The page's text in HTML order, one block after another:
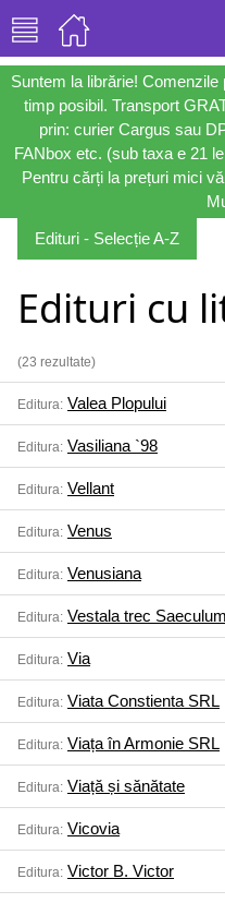
Suntem la librărie!
timp posibil. Transport
prin: curier Cargus sau
FANbox etc. (sub taxa e 21
Pentru cărți la prețuri mici
Edituri - Selecție A-Z
Edituri cu
(23 rezultate)
Editura: Valea Plopului
Editura: Vasiliana `98
Editura: Vellant
Editura: Venus
Editura: Venusiana
Editura: Vestala trec
Editura: Via
Editura: Viata Constienta SRL
Editura: Viața în Armonie SRL
Editura: Viață și sănătate
Editura: Vicovia
Editura: Victor B. Victor